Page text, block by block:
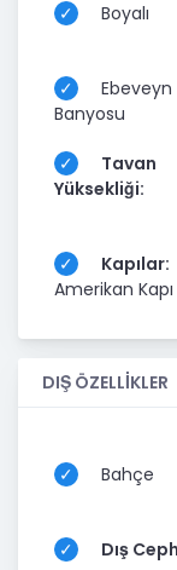
Boyalı
Ebeveyn
Banyosu
Tavan
Yüksekliği:
Kapılar:
Amerikan Kapı
DIŞ ÖZELLİKLER
Bahçe
Dış